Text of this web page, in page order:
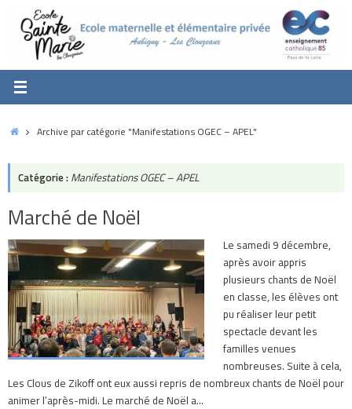
contenu
AccueilArchive par catégorie "Manifestations OGEC – APEL"
Catégorie : Manifestations OGEC – APEL
Marché de Noël
Le samedi 9 décembre,
après avoir appris
plusieurs chants de Noël
en classe, les élèves ont
pu réaliser leur petit
spectacle devant les
familles venues
nombreuses. Suite à cela,
Les Clous de Zikoff ont eux aussi repris de nombreux chants de Noël pour
animer l’après-midi. Le marché de Noël a…